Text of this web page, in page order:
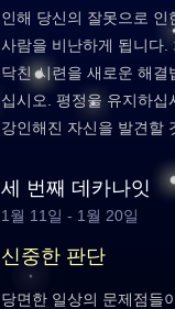
인해 당신의 잘못으로
사람을 비난하게 됩니다
닥친 시련을 새로운 해
십시오. 평정을 유지하
강인해진 자신을 발견할
세 번째 데카나잇
1월 11일 - 1월 20일
신중한 판단
당면한 일상의 문제점들